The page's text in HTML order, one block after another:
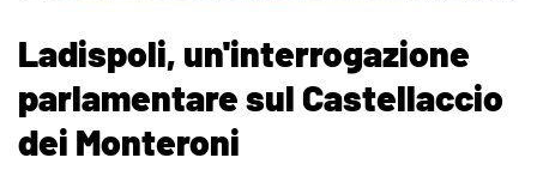
Ladispoli, un'interrogazione
parlamentare sul Castellaccio
dei Monteroni